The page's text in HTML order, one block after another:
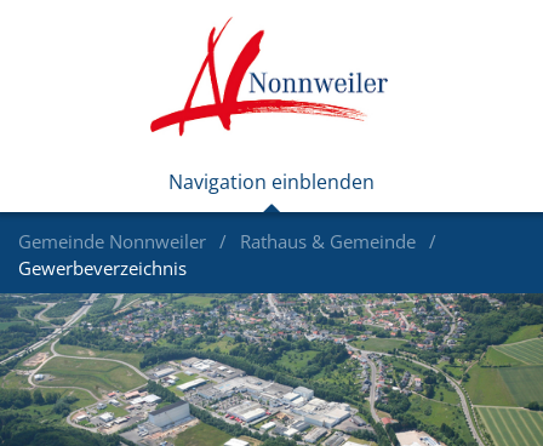
Gemeinde Nonnweiler
Rathaus & Gemeinde
Gewerbeverzeichnis